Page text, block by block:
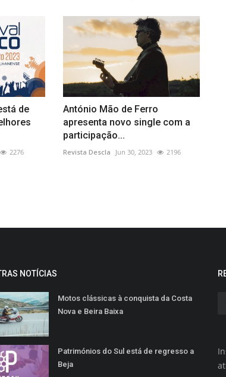
de
2276
António Mão de Ferro
apresenta novo single com a
participação...
Revista Descla Jun 30, 2023 2196
NOTÍCIAS
Motos clássicas à conquista da Costa
Nova e Beira Baixa
Patrimónios do Sul está de regresso a
Beja